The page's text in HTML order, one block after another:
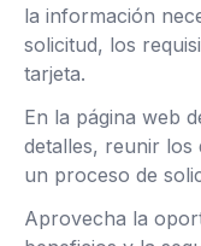
la información
solicitud, los
tarjeta.
En la página web
detalles, reunir los
un proceso de
Aprovecha la